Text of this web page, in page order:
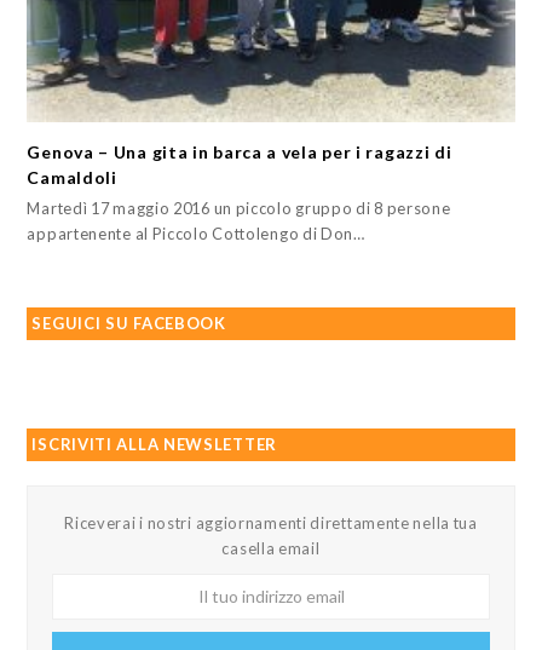
Genova – Una gita in barca a vela per i ragazzi di
Camaldoli
Martedì 17 maggio 2016 un piccolo gruppo di 8 persone
appartenente al Piccolo Cottolengo di Don…
SEGUICI SU FACEBOOK
ISCRIVITI ALLA NEWSLETTER
Riceverai i nostri aggiornamenti direttamente nella tua
casella email